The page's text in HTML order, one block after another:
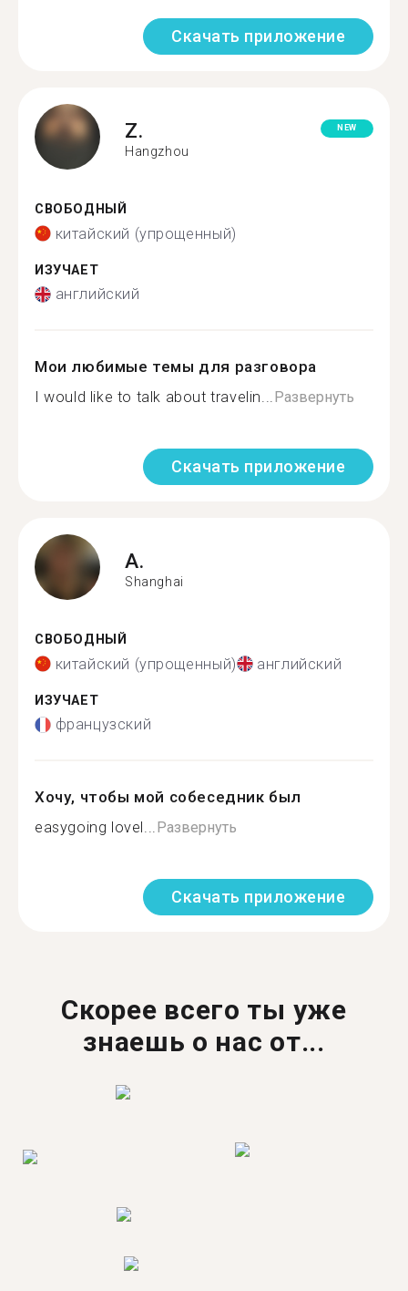
Скачать приложение
Z.
Hangzhou
NEW
СВОБОДНЫЙ
китайский (упрощенный)
ИЗУЧАЕТ
английский
Мои любимые темы для разговора
I would like to talk about travelin...Развернуть
Скачать приложение
A.
Shanghai
СВОБОДНЫЙ
китайский (упрощенный) английский
ИЗУЧАЕТ
французский
Хочу, чтобы мой собеседник был
easygoing lovel...Развернуть
Скачать приложение
Скорее всего ты уже
знаешь о нас от...